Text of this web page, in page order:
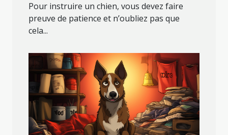
Pour instruire un chien, vous devez faire
preuve de patience et n’oubliez pas que
cela...